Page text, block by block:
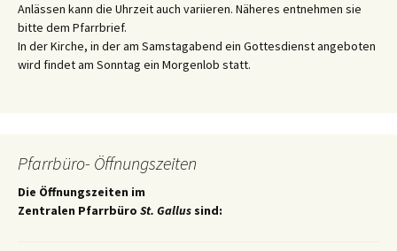
Anlässen kann die Uhrzeit auch variieren. Näheres entnehmen sie
bitte dem Pfarrbrief.
In der Kirche, in der am Samstagabend ein Gottesdienst angeboten
wird findet am Sonntag ein Morgenlob statt.
Pfarrbüro- Öffnungszeiten
Die Öffnungszeiten im
Zentralen Pfarrbüro St. Gallus sind: